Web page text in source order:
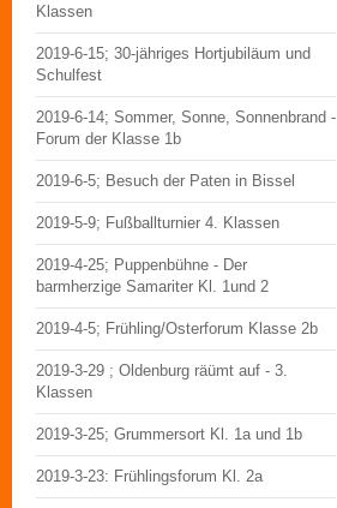
Klassen
2019-6-15; 30-jähriges Hortjubiläum und
Schulfest
2019-6-14; Sommer, Sonne, Sonnenbrand -
Forum der Klasse 1b
2019-6-5; Besuch der Paten in Bissel
2019-5-9; Fußballturnier 4. Klassen
2019-4-25; Puppenbühne - Der
barmherzige Samariter Kl. 1und 2
2019-4-5; Frühling/Osterforum Klasse 2b
2019-3-29 ; Oldenburg räümt auf - 3.
Klassen
2019-3-25; Grummersort Kl. 1a und 1b
2019-3-23: Frühlingsforum Kl. 2a